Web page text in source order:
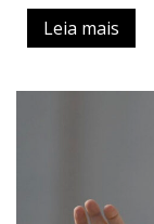
Leia mais